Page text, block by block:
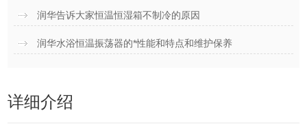
润华告诉大家恒温恒湿箱不制冷的原因
润华水浴恒温振荡器的*性能和特点和维护保养
详细介绍